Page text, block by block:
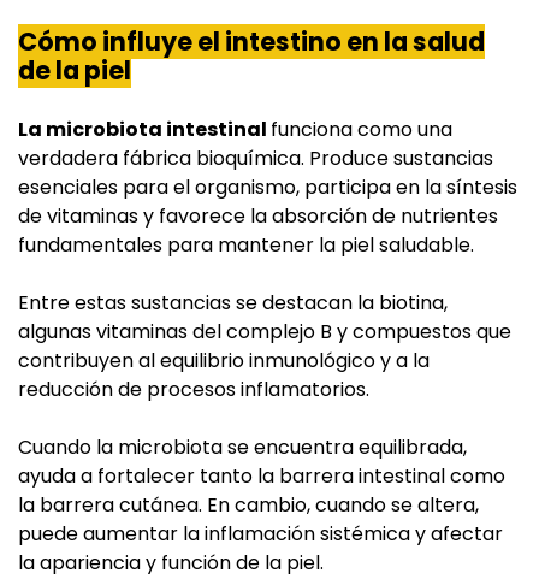
Cómo influye el intestino en la salud
de la piel
La microbiota intestinal funciona como una
verdadera fábrica bioquímica. Produce sustancias
esenciales para el organismo, participa en la síntesis
de vitaminas y favorece la absorción de nutrientes
fundamentales para mantener la piel saludable.
Entre estas sustancias se destacan la biotina,
algunas vitaminas del complejo B y compuestos que
contribuyen al equilibrio inmunológico y a la
reducción de procesos inflamatorios.
Cuando la microbiota se encuentra equilibrada,
ayuda a fortalecer tanto la barrera intestinal como
la barrera cutánea. En cambio, cuando se altera,
puede aumentar la inflamación sistémica y afectar
la apariencia y función de la piel.